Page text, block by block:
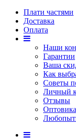
Плати частями
Доставка
Оплата
Наши
Гарантии
Ваша
Как
Советы
Личный
Отзывы